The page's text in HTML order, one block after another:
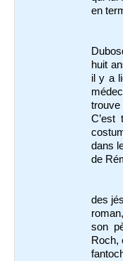
en
huit
il y a
C’est
dans
de
des
son
Roch,